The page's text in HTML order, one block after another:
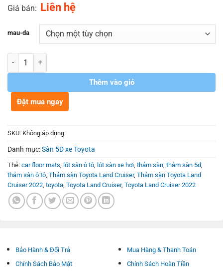
Giá bán: Liên hệ
mau-da
Số lượng
Thêm vào giỏ
Đặt mua ngay
SKU: Không áp dụng
Danh mục:Sàn 5D xe Toyota
Thẻ: car floor mats, lót sàn ô tô, lót sàn xe hơi, thảm sàn, thảm sàn 5d,
thảm sàn ô tô, Thảm sàn Toyota Land Cruiser, Thảm sàn Toyota Land
Cruiser 2022, toyota, Toyota Land Cruiser, Toyota Land Cruiser 2022
Bảo Hành & Đổi Trả
Chính Sách Bảo Mật
Mua Hàng & Thanh Toán
Chính Sách Hoàn Tiền